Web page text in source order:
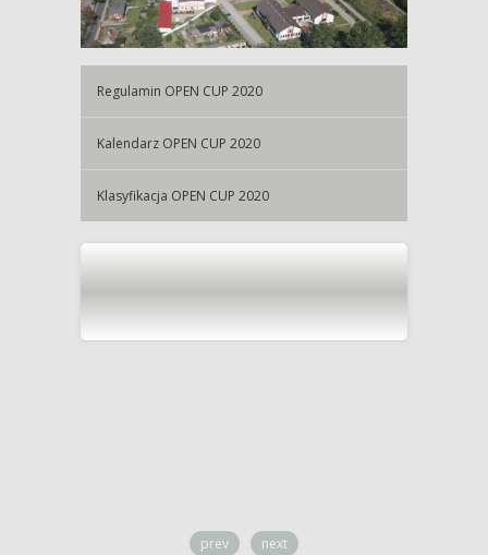
Regulamin OPEN CUP 2020
Kalendarz OPEN CUP 2020
Klasyfikacja OPEN CUP 2020
prev next